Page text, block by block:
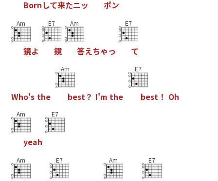
Bornして来たニッ ポン
Am
鏡よ
E7
鏡
Am
答えちゃっ
E7
て
Who's the
Am
best？ I'm the
E7
best！ Oh
Am
yeah
E7
Am E7 Am E7